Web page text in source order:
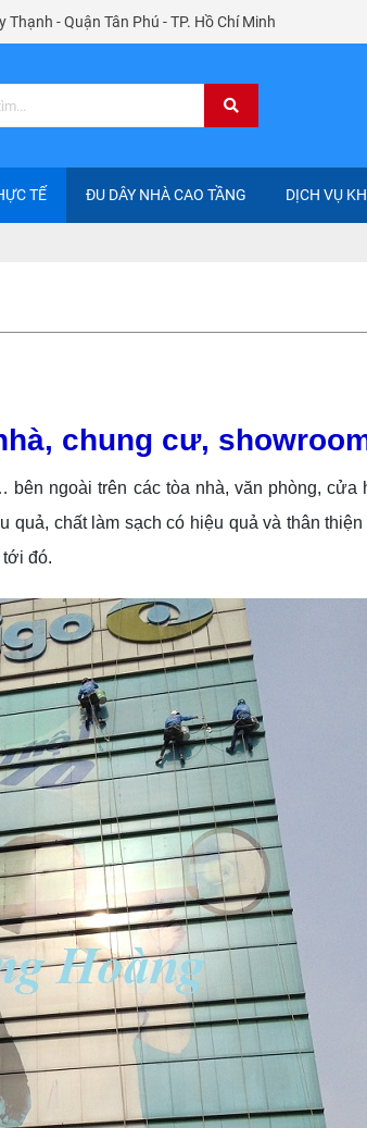
Thạnh - Quận Tân Phú - TP. Hồ Chí Minh
TẾ ĐU DÂY NHÀ CAO TẦNG DỊCH VỤ
chung cư,
bên ngoài trên các tòa nhà, văn phòng,
chất làm sạch có hiệu quả và thân
đó.